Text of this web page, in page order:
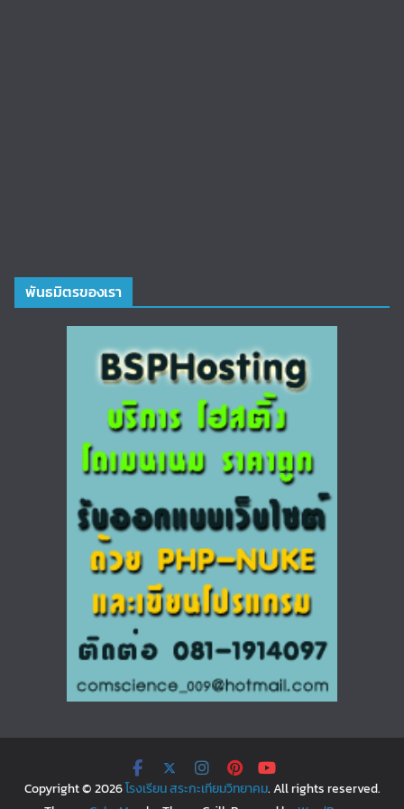
พันธมิตรของเรา
Copyright © 2026โรงเรียน สระกะเทียมวิทยาคม. All rights reserved.